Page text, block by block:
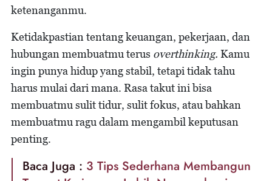
ketenanganmu.
Ketidakpastian tentang keuangan, pekerjaan, dan
hubungan membuatmu terus overthinking. Kamu
ingin punya hidup yang stabil, tetapi tidak tahu
harus mulai dari mana. Rasa takut ini bisa
membuatmu sulit tidur, sulit fokus, atau bahkan
membuatmu ragu dalam mengambil keputusan
penting.
Baca Juga : 3 Tips Sederhana Membangun